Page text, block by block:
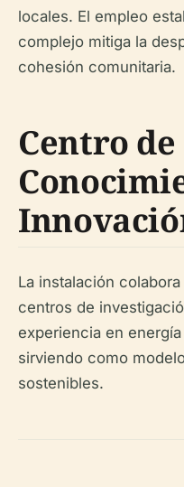
locales. El empleo
complejo mitiga la
cohesión comunitaria.
Centro de
La instalación
centros de
experiencia en
sirviendo como
sostenibles.